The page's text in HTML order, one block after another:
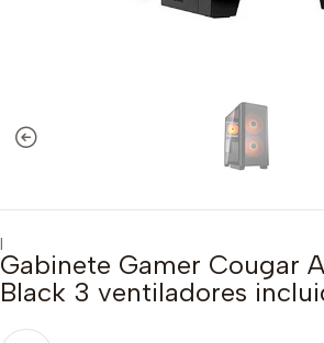
|
Gabinete Gamer Cougar
Black 3 ventiladores